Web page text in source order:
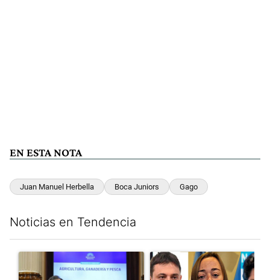
EN ESTA NOTA
Juan Manuel Herbella Boca Juniors Gago
Noticias en Tendencia
Un artículo de tendencia con el título "Di Tullio impugnó a
Un artículo de tendencia con